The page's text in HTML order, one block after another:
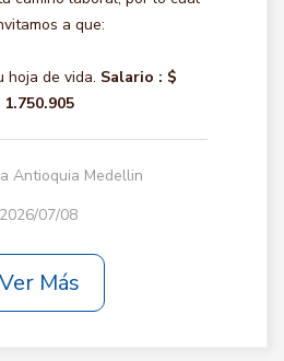
a que:
hoja de vida. Salario : $
1.750.905
Antioquia Medellin
2026/07/08
Ver Más